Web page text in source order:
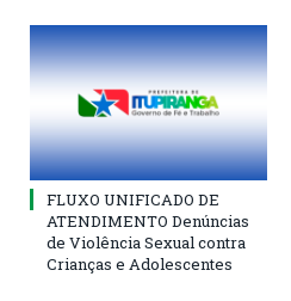
FLUXO UNIFICADO DE
ATENDIMENTO Denúncias
de Violência Sexual contra
Crianças e Adolescentes